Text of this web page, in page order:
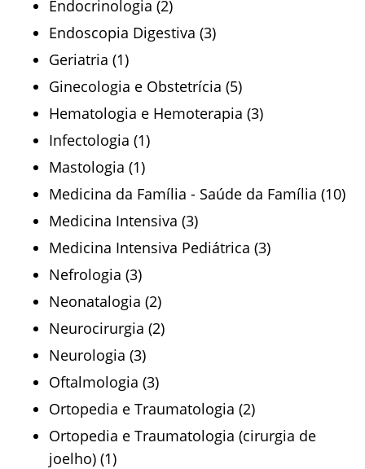
Endocrinologia (2)
Endoscopia Digestiva (3)
Geriatria (1)
Ginecologia e Obstetrícia (5)
Hematologia e Hemoterapia (3)
Infectologia (1)
Mastologia (1)
Medicina da Família - Saúde da Família (10)
Medicina Intensiva (3)
Medicina Intensiva Pediátrica (3)
Nefrologia (3)
Neonatalogia (2)
Neurocirurgia (2)
Neurologia (3)
Oftalmologia (3)
Ortopedia e Traumatologia (2)
Ortopedia e Traumatologia (cirurgia de
joelho) (1)